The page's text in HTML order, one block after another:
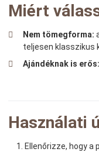
Miért
Nem tömegforma:
teljesen klasszikus
Ajándéknak is erős:
Használati
Ellenőrizze, hogy a